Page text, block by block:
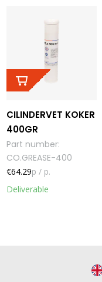
CILINDERVET KOKER
400GR
Part number:
CO.GREASE-400
Deliverable
€64.29p / p.